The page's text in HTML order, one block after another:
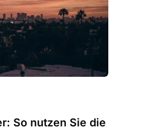
So nutzen Sie die